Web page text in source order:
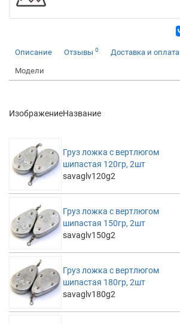
Описание Отзывы 0 Доставка и оплата
Модели
ИзображениеНазвание
Груз ложка с вертлюгом
шипастая 120гр, 2шт
savaglv120g2
Груз ложка с вертлюгом
шипастая 150гр, 2шт
savaglv150g2
Груз ложка с вертлюгом
шипастая 180гр, 2шт
savaglv180g2